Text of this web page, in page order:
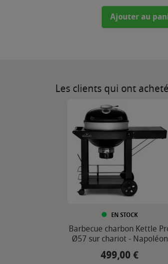
Ajouter au
Les clients qui ont
EN STOCK
Barbecue charbon Kettle
Ø57 sur chariot - Napoléon
Prix
499,00 €